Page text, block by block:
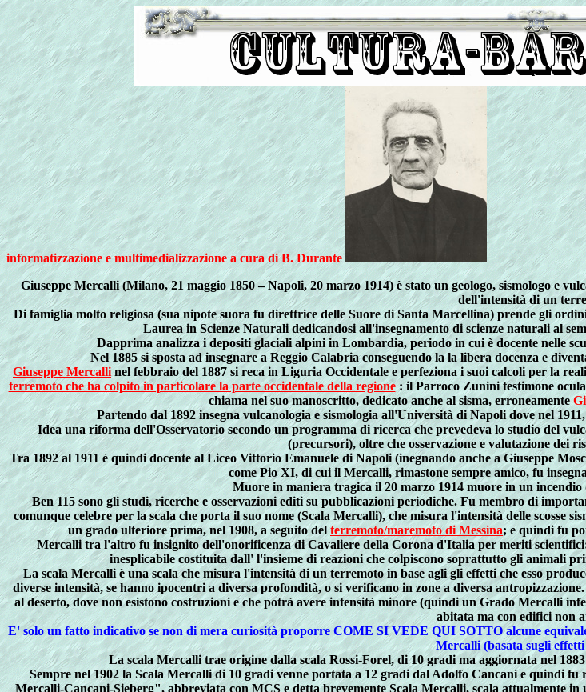
informatizzazione e multimedializzazione a cura di B. Durante
Giuseppe Mercalli (Milano, 21 maggio 1850 – Napoli, 20 marzo 1914) è stato un geologo, sismologo e
dell'intensità di un
Di famiglia molto religiosa (sua nipote suora fu direttrice delle Suore di Santa Marcellina) prende gli
Laurea in Scienze Naturali dedicandosi all'insegnamento di scienze naturali al
Dapprima analizza i depositi glaciali alpini in Lombardia, periodo in cui è docente nelle
Nel 1885 si sposta ad insegnare a Reggio Calabria conseguendo la la libera docenza e
Giuseppe Mercalli nel febbraio del 1887 si reca in Liguria Occidentale e perfeziona i suoi calcoli per la
terremoto che ha colpito in particolare la parte occidentale della regione: il Parroco Zunini testimone
chiama nel suo manoscritto, dedicato anche al sisma, erroneamente
Partendo dal 1892 insegna vulcanologia e sismologia all'Università di Napoli dove nel
Idea una riforma dell'Osservatorio secondo un programma di ricerca che prevedeva lo studio del
(precursori), oltre che osservazione e valutazione dei
Tra 1892 al 1911 è quindi docente al Liceo Vittorio Emanuele di Napoli (inegnando anche a Giuseppe
come Pio XI, di cui il Mercalli, rimastone sempre amico, fu
Muore in maniera tragica il 20 marzo 1914 muore in un
Ben 115 sono gli studi, ricerche e osservazioni editi su pubblicazioni periodiche. Fu membro di
comunque celebre per la scala che porta il suo nome (Scala Mercalli), che misura l'intensità delle
un grado ulteriore prima, nel 1908, a seguito delterremoto/maremoto di Messina; e quindi fu
Mercalli tra l'altro fu insignito dell'onorificenza di Cavaliere della Corona d'Italia per meriti
inesplicabile costituita dall' l'insieme di reazioni che colpiscono soprattutto gli animali
La scala Mercalli è una scala che misura l'intensità di un terremoto in base agli gli effetti che esso
diverse intensità, se hanno ipocentri a diversa profondità, o si verificano in zone a diversa
al deserto, dove non esistono costruzioni e che potrà avere intensità minore (quindi un Grado Mercalli
abitata ma con edifici non
E' solo un fatto indicativo se non di mera curiosità proporre COME SI VEDE QUI SOTTO alcune
Mercalli (basata sugli
La scala Mercalli trae origine dalla scala Rossi-Forel, di 10 gradi ma aggiornata nel
Sempre nel 1902 la Scala Mercalli di 10 gradi venne portata a 12 gradi dal Adolfo Cancani e quindi
Mercalli-Cancani-Sieberg", abbreviata con MCS e detta brevemente Scala Mercalli, scala attualmente